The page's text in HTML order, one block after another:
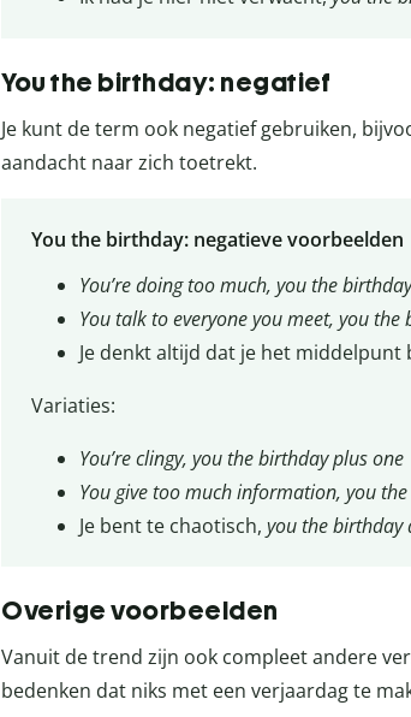
You the birthday: negatief
Je kunt de term ook negatief gebruiken,
aandacht naar zich toetrekt.
You the birthday: negatieve voorbeelden
You’re doing too much, you the birthday
You talk to everyone you meet, you the
Je denkt altijd dat je het middelpunt
Variaties:
You’re clingy, you the birthday plus one
You give too much information, you
Je bent te chaotisch, you the birthday
Overige voorbeelden
Vanuit de trend zijn ook compleet andere
bedenken dat niks met een verjaardag te